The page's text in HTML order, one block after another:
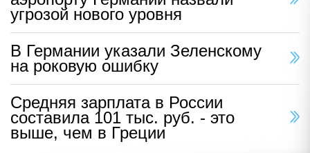
угрозой нового уровня
В Германии указали Зеленскому
на роковую ошибку
Средняя зарплата в России
составила 101 тыс. руб. - это
выше, чем в Греции